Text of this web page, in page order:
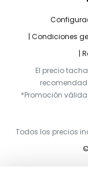
Condiciones
El precio
*Promoción
Todos los precios